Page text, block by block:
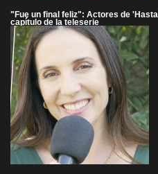
"Fue un final feliz": Actores de
capítulo de la teleserie